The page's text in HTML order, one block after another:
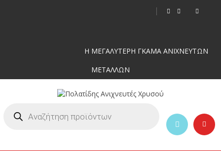
Η ΜΕΓΑΛΥΤΕΡΗ ΓΚΑΜΑ ΑΝΙΧΝΕΥΤΩΝ
ΜΕΤΑΛΛΩΝ